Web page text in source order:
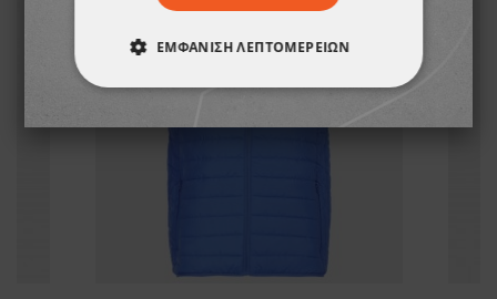
ΕΜΦΆΝΙΣΗ ΛΕΠΤΟΜΕΡΕΙΏΝ
ΑΠΟΛΎΤΩΣ ΑΠΑΡΑΊΤΗΤΑ